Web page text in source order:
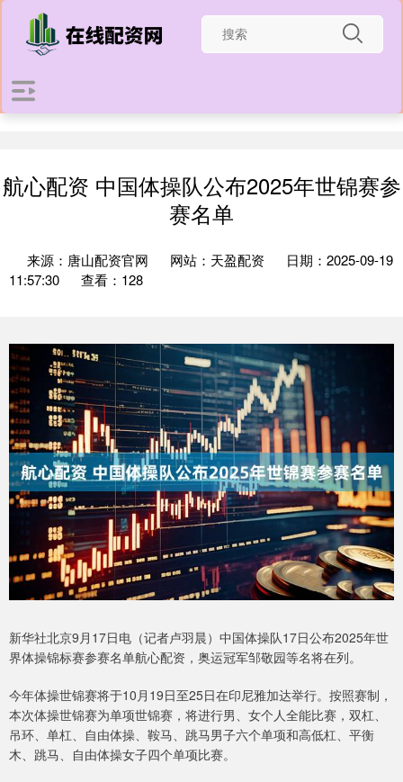
航心配资 中国体操队公布2025年世锦赛参
赛名单
来源：唐山配资官网 网站：天盈配资
日期：2025-09-19
11:57:30
查看：128
新华社北京9月17日电（记者卢羽晨）中国体操队17日公布2025年世
界体操锦标赛参赛名单航心配资，奥运冠军邹敬园等名将在列。
今年体操世锦赛将于10月19日至25日在印尼雅加达举行。按照赛制，
本次体操世锦赛为单项世锦赛，将进行男、女个人全能比赛，双杠、
吊环、单杠、自由体操、鞍马、跳马男子六个单项和高低杠、平衡
木、跳马、自由体操女子四个单项比赛。